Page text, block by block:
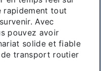
rapidement tout
Avec
pouvez avoir
solide et fiable
transport routier